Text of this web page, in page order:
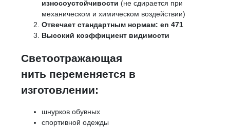
износоустойчивости (не сдирается при
механическом и химическом воздействии)
Отвечает стандартным нормам: en 471
Высокий коэффициент видимости
Светоотражающая
нить переменяется в
изготовлении:
шнурков обувных
спортивной одежды